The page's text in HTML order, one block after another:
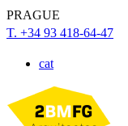
PRAGUE
T. +34 93 418-64-47
cat